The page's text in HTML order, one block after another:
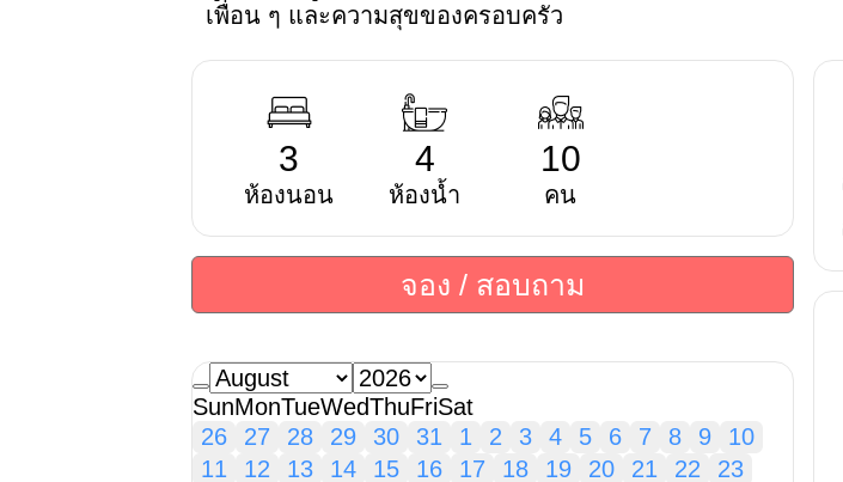
เพื่อน ๆ และความสุขของครอบครัว
3
ห้องนอน
4
ห้องน้ำ
10
คน
จอง / สอบถาม
SunMonTueWedThuFriSat
26
27 28 29 30 31 1 2 3 4 5 6 7 8 9
10
11
12 13 14 15 16 17 18 19 20 21 22
23